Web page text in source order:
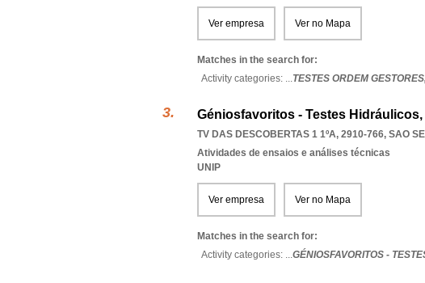
Ver empresa Ver no Mapa
Matches in the search for:
Activity categories: ...TESTES ORDEM
Géniosfavoritos - Testes
TV DAS DESCOBERTAS 1 1ºA, 2910-766, SAO
Atividades de ensaios e análises técnicas
UNIP
Ver empresa Ver no Mapa
Matches in the search for:
Activity categories: ...GÉNIOSFAVORITOS -